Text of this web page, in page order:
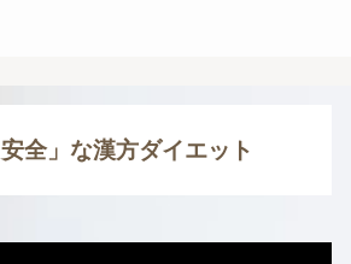
安全」な漢方ダイエット